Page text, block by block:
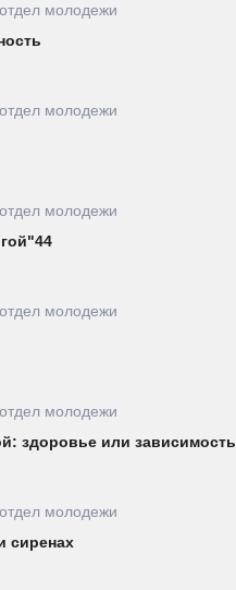
молодежи
молодежи
молодежи
молодежи
молодежи
здоровье или зависимость
молодежи
сиренах